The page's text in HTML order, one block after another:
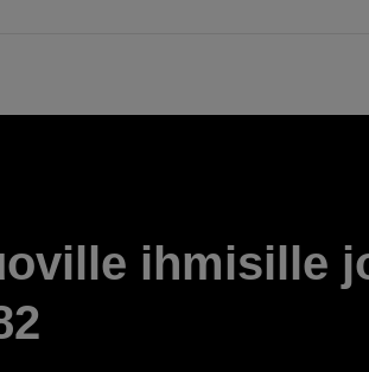
ihmisille